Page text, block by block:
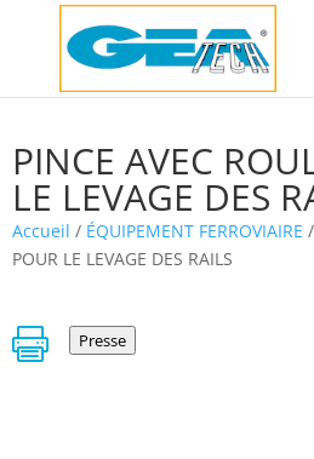
PINCE AVEC
LE LEVAGE DES
Accueil / ÉQUIPEMENT FERROVIAIRE
POUR LE LEVAGE DES RAILS
 Presse